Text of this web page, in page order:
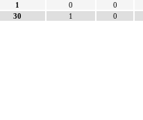
1 0
0
30 1 0